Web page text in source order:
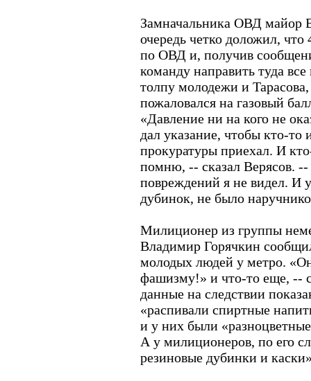
Замначальника ОВД майор
очередь четко доложил,
по ОВД и, получив
команду направить туда
толпу молодежи и
пожаловался на газовый
«Давление ни на кого не
дал указание, чтобы кто-то
прокуратуры приехал. И
помню, -- сказал Верясов.
повреждений я не видел. И
дубинок, не было
Милиционер из группы
Владимир Горячкин
молодых людей у метро.
фашизму!» и что-то еще, --
данные на следствии
«распивали спиртные
и у них были
А у милиционеров, по его
резиновые дубинки и